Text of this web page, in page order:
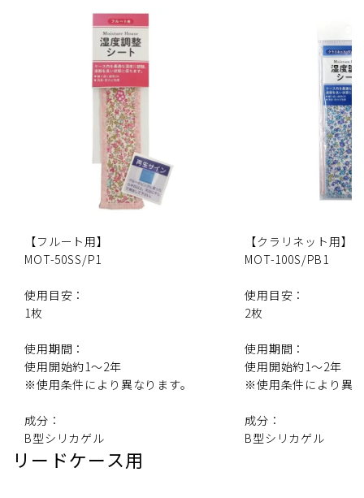
【フルート用】
MOT-50SS/P1
使用目安：
1枚
使用期間：
使用開始約1〜2年
※使用条件により異なります。
成分：
B型シリカゲル
【クラリネット用】
MOT-100S/PB1
使用目安：
2枚
使用期間：
使用開始約1〜2年
※使用条件により異
成分：
B型シリカゲル
リードケース用